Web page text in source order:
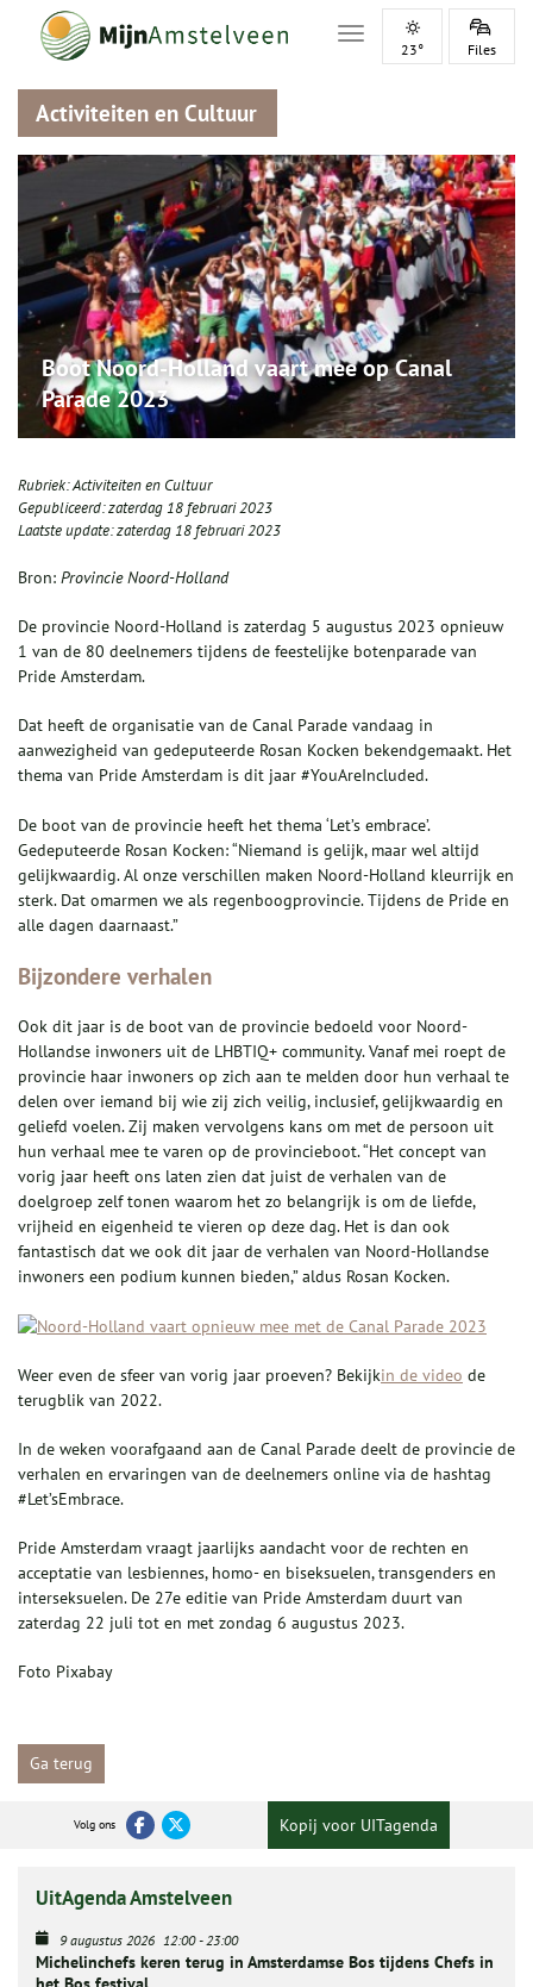
Toggle navigation
23° Files
Activiteiten en Cultuur
Boot Noord-Holland vaart mee op Canal
Parade 2023
Rubriek:Activiteiten en Cultuur
Gepubliceerd:zaterdag 18 februari 2023
Laatste update:zaterdag 18 februari 2023
Bron: Provincie Noord-Holland
De provincie Noord-Holland is zaterdag 5 augustus 2023 opnieuw
1 van de 80 deelnemers tijdens de feestelijke botenparade van
Pride Amsterdam.
Dat heeft de organisatie van de Canal Parade vandaag in
aanwezigheid van gedeputeerde Rosan Kocken bekendgemaakt. Het
thema van Pride Amsterdam is dit jaar #YouAreIncluded.
De boot van de provincie heeft het thema ‘Let’s embrace’.
Gedeputeerde Rosan Kocken: “Niemand is gelijk, maar wel altijd
gelijkwaardig. Al onze verschillen maken Noord-Holland kleurrijk en
sterk. Dat omarmen we als regenboogprovincie. Tijdens de Pride en
alle dagen daarnaast.”
Bijzondere verhalen
Ook dit jaar is de boot van de provincie bedoeld voor Noord-
Hollandse inwoners uit de LHBTIQ+ community. Vanaf mei roept de
provincie haar inwoners op zich aan te melden door hun verhaal te
delen over iemand bij wie zij zich veilig, inclusief, gelijkwaardig en
geliefd voelen. Zij maken vervolgens kans om met de persoon uit
hun verhaal mee te varen op de provincieboot. “Het concept van
vorig jaar heeft ons laten zien dat juist de verhalen van de
doelgroep zelf tonen waarom het zo belangrijk is om de liefde,
vrijheid en eigenheid te vieren op deze dag. Het is dan ook
fantastisch dat we ook dit jaar de verhalen van Noord-Hollandse
inwoners een podium kunnen bieden,” aldus Rosan Kocken.
Weer even de sfeer van vorig jaar proeven? Bekijkin de video de
terugblik van 2022.
In de weken voorafgaand aan de Canal Parade deelt de provincie de
verhalen en ervaringen van de deelnemers online via de hashtag
#Let’sEmbrace.
Pride Amsterdam vraagt jaarlijks aandacht voor de rechten en
acceptatie van lesbiennes, homo- en biseksuelen, transgenders en
interseksuelen. De 27e editie van Pride Amsterdam duurt van
zaterdag 22 juli tot en met zondag 6 augustus 2023.
Foto Pixabay
Ga terug
Volg ons Kopij voor UITagenda
UitAgenda Amstelveen
9 augustus 2026 12:00-23:00
Michelinchefs keren terug in Amsterdamse Bos tijdens Chefs in